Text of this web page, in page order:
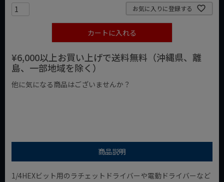
お気に入りに登録する
カートに入れる
¥6,000以上お買い上げで送料無料（沖縄県、離
島、一部地域を除く）
他に気になる商品はございませんか？
商品説明
1/4HEXビット用のラチェットドライバーや電動ドライバーなど